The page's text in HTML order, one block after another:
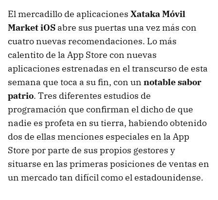
El mercadillo de aplicaciones Xataka Móvil
Market iOS abre sus puertas una vez más con
cuatro nuevas recomendaciones. Lo más
calentito de la App Store con nuevas
aplicaciones estrenadas en el transcurso de esta
semana que toca a su fin, con un notable sabor
patrio. Tres diferentes estudios de
programación que confirman el dicho de que
nadie es profeta en su tierra, habiendo obtenido
dos de ellas menciones especiales en la App
Store por parte de sus propios gestores y
situarse en las primeras posiciones de ventas en
un mercado tan difícil como el estadounidense.